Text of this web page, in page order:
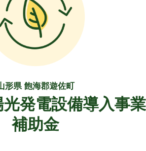
形県 飽海郡遊佐町
発電設備導入事業
補助金